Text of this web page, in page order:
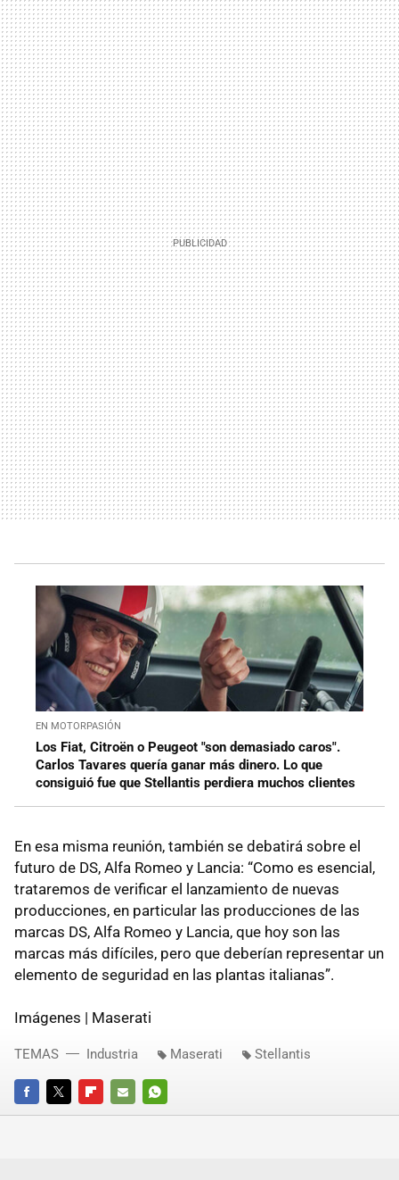
EN MOTORPASIÓN
Los Fiat, Citroën o Peugeot "son demasiado caros".
Carlos Tavares quería ganar más dinero. Lo que
consiguió fue que Stellantis perdiera muchos clientes
En esa misma reunión, también se debatirá sobre el
futuro de DS, Alfa Romeo y Lancia: “Como es esencial,
trataremos de verificar el lanzamiento de nuevas
producciones, en particular las producciones de las
marcas DS, Alfa Romeo y Lancia, que hoy son las
marcas más difíciles, pero que deberían representar un
elemento de seguridad en las plantas italianas”.
Imágenes | Maserati
FACEBOOKTWITTERFLIPBOARD
E-
WHATSAPP
TEMAS Industria Maserati Stellantis